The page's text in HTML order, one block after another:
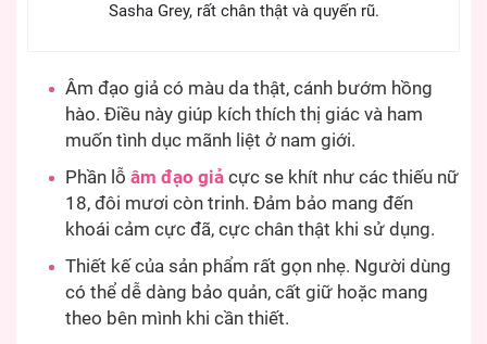
Sasha Grey, rất chân thật và quyến rũ.
Âm đạo giả có màu da thật, cánh bướm hồng
hào. Điều này giúp kích thích thị giác và ham
muốn tình dục mãnh liệt ở nam giới.
Phần lỗ âm đạo giả cực se khít như các thiếu nữ
18, đôi mươi còn trinh. Đảm bảo mang đến
khoái cảm cực đã, cực chân thật khi sử dụng.
Thiết kế của sản phẩm rất gọn nhẹ. Người dùng
có thể dễ dàng bảo quản, cất giữ hoặc mang
theo bên mình khi cần thiết.